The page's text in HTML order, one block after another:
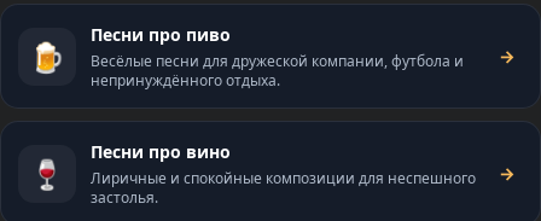
🍺
Песни про пиво
Весёлые песни для дружеской компании, футбола и
непринуждённого отдыха.
→
🍷
Песни про вино
Лиричные и спокойные композиции для неспешного
застолья.
→